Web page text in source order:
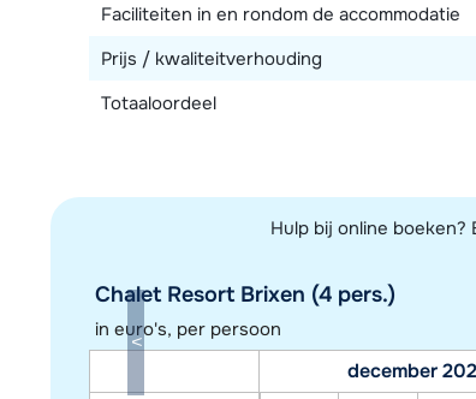
Faciliteiten in en rondom de accommodatie
Prijs / kwaliteitverhouding
Totaaloordeel
Hulp bij online boeken?
Chalet Resort Brixen (4 pers.)
in euro's, per persoon
december